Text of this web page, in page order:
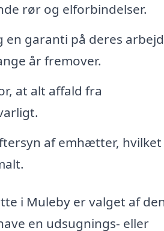
rør og elforbindelser.
garanti på deres
år fremover.
at alt affald fra
af emhætter, hvilket
i Muleby er valget af
en udsugnings- eller